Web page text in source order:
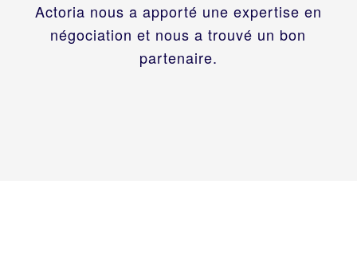
Actoria nous a apporté une expertise en
négociation et nous a trouvé un bon
partenaire.